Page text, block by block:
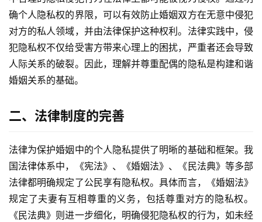
确个人隐私权的界限，可以有效防止婚姻双方在无意中侵犯
对方的私人领域，并由法律保护这种权利。法律实践中，侵
犯隐私权不仅给受害方带来心理上的困扰，严重者还会导致
人际关系的破裂。因此，理解并尊重配偶的隐私是构建和谐
婚姻关系的基础。
二、法律制度的完善
法律为保护婚姻中的个人隐私提供了明晰的基础和框架。我
国法律体系中，《宪法》、《婚姻法》、《民法典》等多部
法律都明确规定了公民享有隐私权。具体而言，《婚姻法》
规定了夫妻有互相尊重的义务，包括尊重对方的隐私权。
《民法典》则进一步细化，明确侵犯隐私权的行为，如未经